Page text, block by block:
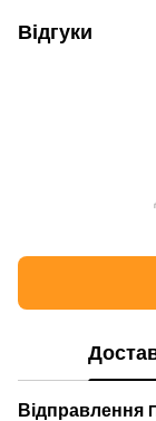
Відгуки
Відправлення